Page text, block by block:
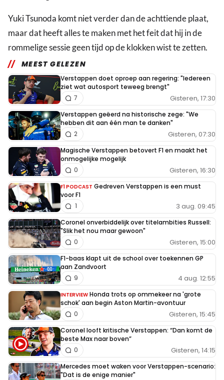
Yuki Tsunoda komt niet verder dan de achttiende plaat,
maar dat heeft alles te maken met het feit dat hij in de
rommelige sessie geen tijd op de klokken wist te zetten.
MEEST GELEZEN
Verstappen doet oproep aan regering: "Iedereen
ziet wat autosport teweeg brengt"
Gisteren, 17:30
7
Verstappen geëerd na historische zege: "We
hebben dit aan één man te danken"
Gisteren, 07:30
2
Magische Verstappen betovert F1 en maakt het
onmogelijke mogelijk
Gisteren, 16:30
0
F1 PODCAST Gedreven Verstappen is een must
voor F1
3 aug. 09:45
1
Coronel onverbiddelijk over titelambities Russell:
"Slik het nou maar gewoon"
Gisteren, 15:00
0
F1-baas klapt uit de school over toekennen GP
aan Zandvoort
4 aug. 12:55
9
INTERVIEW Honda trots op ommekeer na 'grote
schok' aan begin Aston Martin-avontuur
Gisteren, 15:45
0
Coronel looft kritische Verstappen: “Dan komt de
beste Max naar boven”
Gisteren, 14:15
0
Mercedes moet waken voor Verstappen-scenario:
"Dat is de enige manier"